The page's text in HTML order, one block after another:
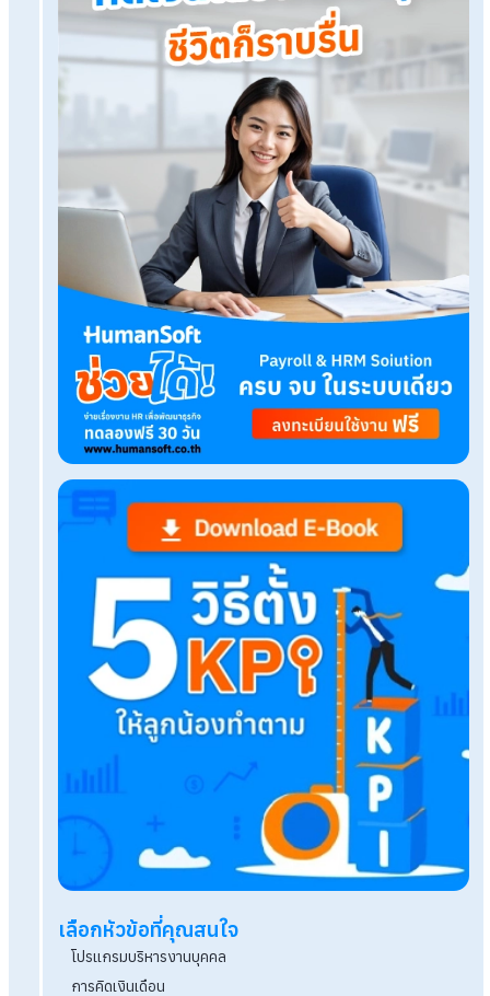
โปรแกรมเงินเดือน HumanSoft
ทดลองใช้ฟรี 30 วันครบทุกฟังก์ชัน
บริการขึ้นระบบ ฟรี ไม่มีค่าใช้จ่ายใดๆ ทั้งสิ้น ยกเลิกเมื่อไหร่ก็ได้
ทดลองใช้งานฟรี
Tags:
เงินสมทบประกันสังคม
เรื่องที่คุณอาจสนใจ
เปิด 5 เหตุผลของพนักงานเก่งที่เลือกลาออก พร้อม
เช็กเลย! ปฏิทินวันหยุดปี 2569 มีหยุดยาว หยุดพิเศษวั
ใบเตือนพนักงานมีผลทางกฎหมายหรือไม่ นำมาเลิกจ้